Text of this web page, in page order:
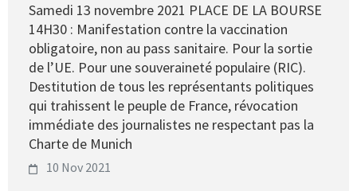
Samedi 13 novembre 2021 PLACE DE LA BOURSE
14H30 : Manifestation contre la vaccination
obligatoire, non au pass sanitaire. Pour la sortie
de l’UE. Pour une souveraineté populaire (RIC).
Destitution de tous les représentants politiques
qui trahissent le peuple de France, révocation
immédiate des journalistes ne respectant pas la
Charte de Munich
10 Nov 2021